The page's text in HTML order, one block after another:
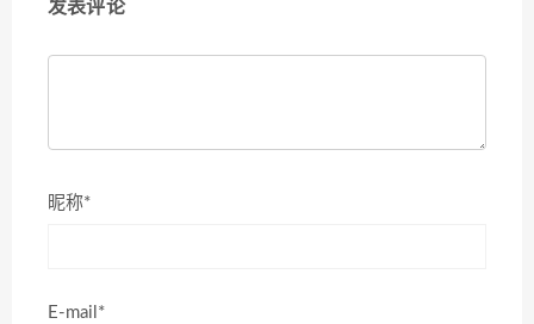
发表评论
昵称*
E-mail*